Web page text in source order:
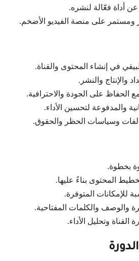
أداة فعّالة لنشره.
على منصة الفيديو الأضخم.
في إنشاء المحتوى والقناة.
والإنتاج والنشر.
الحفاظ على الجودة والاحترافية.
والمدفوعة لتحسين الأداء.
وسياسات الحظر والحقوق.
بخطوة.
المحتوى بناءً عليها.
للإمكانات المتوفرة.
والوصف والكلمات المفتاحية.
القناة وتحليل الأداء.